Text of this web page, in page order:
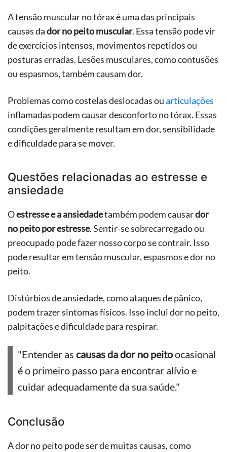
A tensão muscular no tórax é uma das principais
causas dador no peito muscular. Essa tensão pode vir
de exercícios intensos, movimentos repetidos ou
posturas erradas. Lesões musculares, como contusões
ou espasmos, também causam dor.
Problemas como costelas deslocadas ouarticulações
inflamadas podem causar desconforto no tórax. Essas
condições geralmente resultam em dor, sensibilidade
e dificuldade para se mover.
Questões relacionadas ao estresse e
ansiedade
Oestresse e a ansiedadetambém podem causardor
no peito por estresse. Sentir-se sobrecarregado ou
preocupado pode fazer nosso corpo se contrair. Isso
pode resultar em tensão muscular, espasmos e dor no
peito.
Distúrbios de ansiedade, como ataques de pânico,
podem trazer sintomas físicos. Isso inclui dor no peito,
palpitações e dificuldade para respirar.
"Entender as causas da dor no peitoocasional
é o primeiro passo para encontrar alívio e
cuidar adequadamente da sua saúde."
Conclusão
A dor no peito pode ser de muitas causas, como